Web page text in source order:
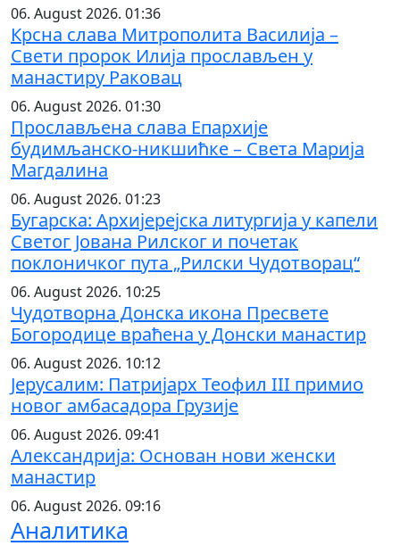
06. August 2026. 01:36
Крсна слава Митрополита Василија –
Свети пророк Илија прослављен у
манастиру Раковац
06. August 2026. 01:30
Прослављена слава Епархије
будимљанско-никшићке – Света Марија
Магдалина
06. August 2026. 01:23
Бугарска: Архијерејска литургија у капели
Светог Јована Рилског и почетак
поклоничког пута „Рилски Чудотворац“
06. August 2026. 10:25
Чудотворна Донска икона Пресвете
Богородице враћена у Донски манастир
06. August 2026. 10:12
Јерусалим: Патријарх Теофил III примио
новог амбасадора Грузије
06. August 2026. 09:41
Александрија: Основан нови женски
манастир
06. August 2026. 09:16
Аналитика